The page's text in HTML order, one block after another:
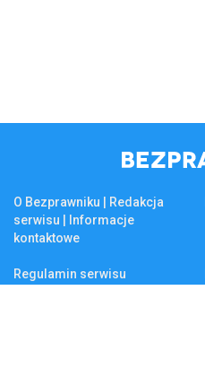
O Bezprawniku | Redakcja
serwisu | Informacje
kontaktowe
Regulamin serwisu